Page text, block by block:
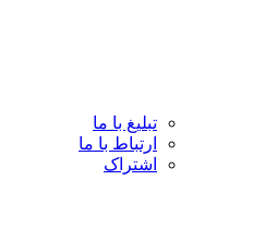
تبلیغ با ما
ارتباط با ما
اشتراک